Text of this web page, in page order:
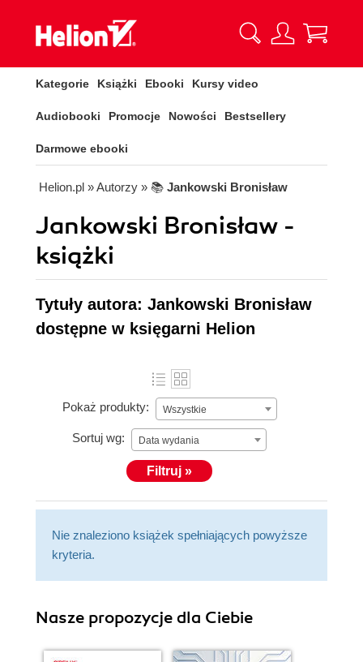
Kategorie Książki Ebooki Kursy video
Audiobooki Promocje Nowości Bestsellery
Darmowe ebooki
Helion.pl » Autorzy » 📚 Jankowski Bronisław
Jankowski Bronisław -
książki
Tytuły autora: Jankowski Bronisław
dostępne w księgarni Helion
Pokaż produkty: Wszystkie
Sortuj wg: Data wydania
Filtruj »
Nie znaleziono książek spełniających powyższe
kryteria.
Nasze propozycje dla Ciebie